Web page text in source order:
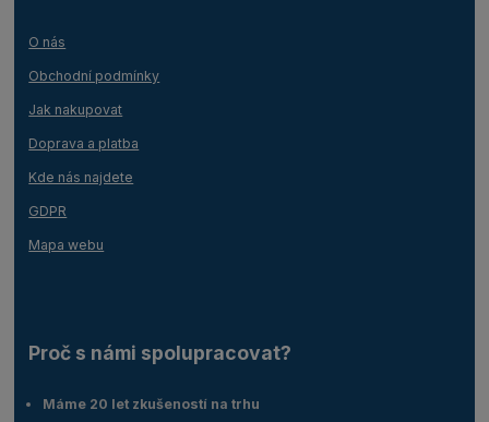
O nás
Obchodní podmínky
Jak nakupovat
Doprava a platba
Kde nás najdete
GDPR
Mapa webu
Proč s námi spolupracovat?
Máme 20 let zkušeností na trhu